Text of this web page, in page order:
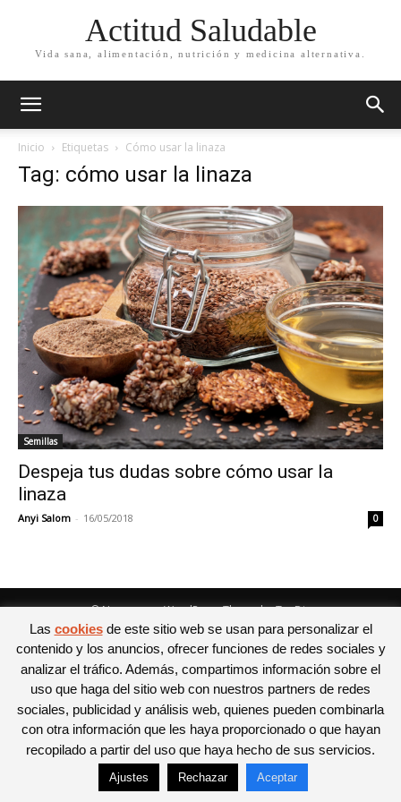
Actitud Saludable
Vida sana, alimentación, nutrición y medicina alternativa.
Inicio Etiquetas Cómo usar la linaza
Tag: cómo usar la linaza
Semillas
Despeja tus dudas sobre cómo usar la
linaza
Anyi Salom - 16/05/2018 0
© Newspaper WordPress Theme by TagDiv
Las cookiesde este sitio web se usan para personalizar el
contenido y los anuncios, ofrecer funciones de redes sociales y
analizar el tráfico. Además, compartimos información sobre el
uso que haga del sitio web con nuestros partners de redes
sociales, publicidad y análisis web, quienes pueden combinarla
con otra información que les haya proporcionado o que hayan
recopilado a partir del uso que haya hecho de sus servicios.
Ajustes Rechazar Aceptar